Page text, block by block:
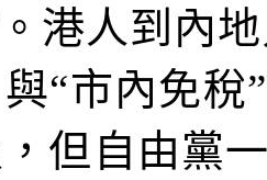
港人到內
“市內免
但自由黨